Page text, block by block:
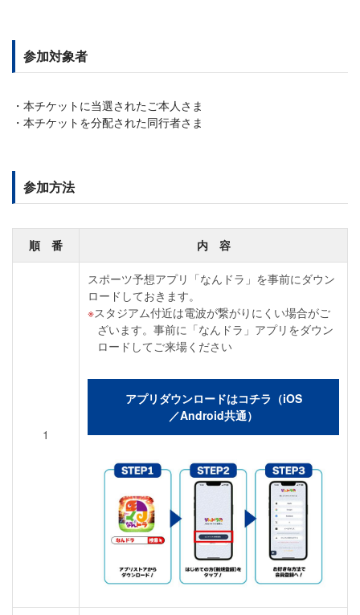
参加対象者
本チケットに当選されたご本人さま
本チケットを分配された同行者さま
参加方法
順 番 内 容
1
スポーツ予想アプリ「なんドラ」を事前にダウン
ロードしておきます。
スタジアム付近は電波が繋がりにくい場合がご
ざいます。事前に「なんドラ」アプリをダウン
ロードしてご来場ください
アプリダウンロードはコチラ（iOS
／Android共通）